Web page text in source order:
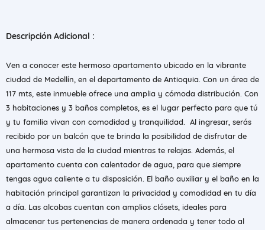
Descripción Adicional :
Ven a conocer este hermoso apartamento ubicado en la vibrante
ciudad de Medellín, en el departamento de Antioquia. Con un área de
117 mts, este inmueble ofrece una amplia y cómoda distribución. Con
3 habitaciones y 3 baños completos, es el lugar perfecto para que tú
y tu familia vivan con comodidad y tranquilidad. Al ingresar, serás
recibido por un balcón que te brinda la posibilidad de disfrutar de
una hermosa vista de la ciudad mientras te relajas. Además, el
apartamento cuenta con calentador de agua, para que siempre
tengas agua caliente a tu disposición. El baño auxiliar y el baño en la
habitación principal garantizan la privacidad y comodidad en tu día
a día. Las alcobas cuentan con amplios clósets, ideales para
almacenar tus pertenencias de manera ordenada y tener todo al